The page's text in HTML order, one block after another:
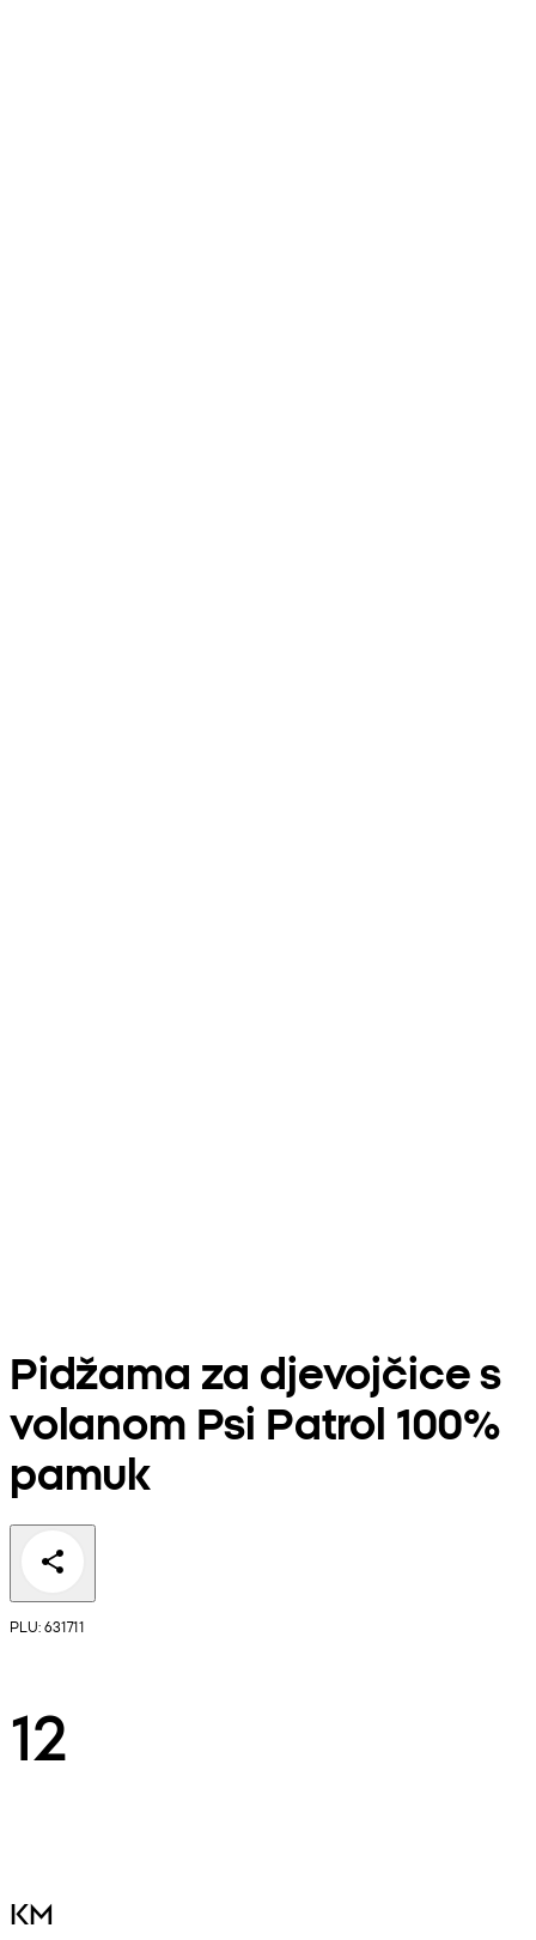
Pidžama za djevojčice s
volanom Psi Patrol 100%
pamuk
PLU: 631711
12
KM